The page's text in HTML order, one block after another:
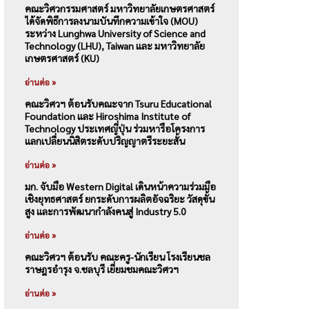
คณะวิศวกรรมศาสตร์ มหาวิทยาลัยเกษตรศาสตร์
ได้จัดพิธีการลงนามบันทึกความเข้าใจ (MOU)
ระหว่าง Lunghwa University of Science and
Technology (LHU), Taiwan และ มหาวิทยาลัย
เกษตรศาสตร์ (KU)
อ่านต่อ »
คณะวิศวฯ ต้อนรับคณะจาก Tsuru Educational
Foundation และ Hiroshima Institute of
Technology ประเทศญี่ปุ่น ร่วมหารือโครงการ
แลกเปลี่ยนนิสิตระดับปริญญาตรีระยะสั้น
อ่านต่อ »
มก. จับมือ Western Digital เดินหน้าความร่วมมือ
เชิงยุทธศาสตร์ ยกระดับการผลิตอัจฉริยะ วัสดุขั้น
สูง และการพัฒนากำลังคนสู่ Industry 5.0
อ่านต่อ »
คณะวิศวฯ ต้อนรับ คณะครู-นักเรียน โรงเรียนชล
ราษฎรอำรุง จ.ชลบุรี เยี่ยมชมคณะวิศวฯ
อ่านต่อ »